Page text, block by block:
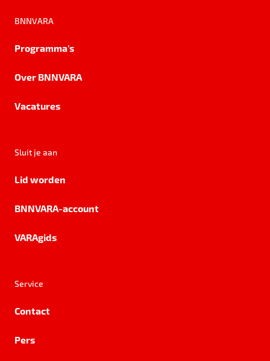
BNNVARA
Programma's
Over BNNVARA
Vacatures
Sluit je aan
Lid worden
BNNVARA-account
VARAgids
Service
Contact
Pers